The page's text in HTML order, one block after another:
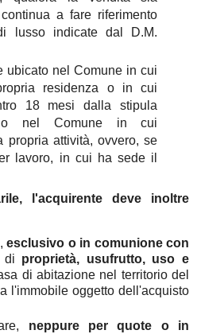
a fare riferimento
lusso indicate dal D.M.
ubicato nel Comune in cui
residenza o in cui
18 mesi dalla stipula
o nel Comune in cui
propria attività, ovvero, se
lavoro, in cui ha sede il
l'acquirente deve inoltre
esclusivo o in comunione con
di proprietà, usufrutto, uso e
di abitazione nel territorio del
l'immobile oggetto dell'acquisto
neppure per quote o in